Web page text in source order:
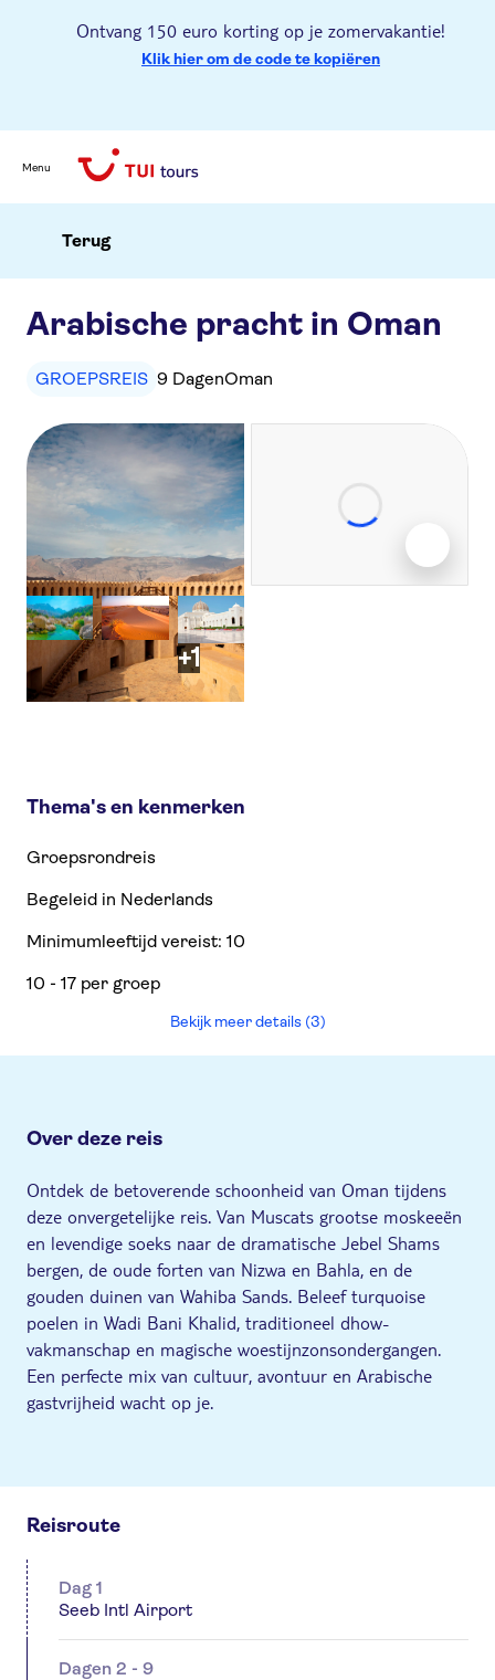
Ontvang 150 euro korting op je zomervakantie!
Klik hier om de code te kopiëren
Menu
Terug
Arabische pracht in Oman
GROEPSREIS 9 DagenOman
+1
Thema's en kenmerken
Groepsrondreis
Begeleid in Nederlands
Minimumleeftijd vereist: 10
10 - 17 per groep
Bekijk meer details (3)
Over deze reis
Ontdek de betoverende schoonheid van Oman tijdens
deze onvergetelijke reis. Van Muscats grootse moskeeën
en levendige soeks naar de dramatische Jebel Shams
bergen, de oude forten van Nizwa en Bahla, en de
gouden duinen van Wahiba Sands. Beleef turquoise
poelen in Wadi Bani Khalid, traditioneel dhow-
vakmanschap en magische woestijnzonsondergangen.
Een perfecte mix van cultuur, avontuur en Arabische
gastvrijheid wacht op je.
Reisroute
Dag 1
Seeb Intl Airport
Dagen 2 - 9